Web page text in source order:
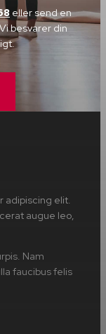
eller send en
besvarer din
adipiscing elit.
augue leo,
Nam
faucibus felis